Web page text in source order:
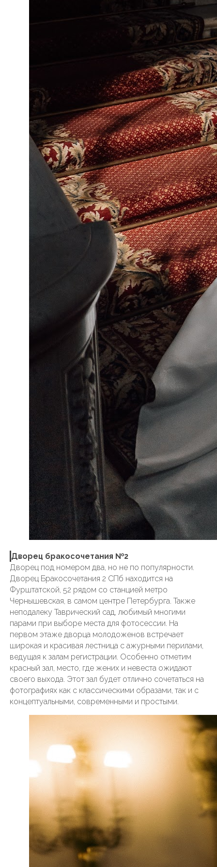
Дворец бракосочетания №2
Дворец под номером два, но не по популярности.
Дворец Бракосочетания 2 СПб находится на
Фурштатской, 52 рядом со станцией метро
Чернышевская, в самом центре Петербурга. Также
неподалеку Таврический сад, любимый многими
парами при выборе места для фотосессии. На
первом этаже дворца молодоженов встречает
широкая и красивая лестница с ажурными перилами,
ведущая к залам регистрации. Особенно отметим
красный зал, место, где жених и невеста ожидают
своего выхода. Этот зал будет отлично сочетаться на
фотографиях как с классическими образами, так и с
концептуальными, современными и простыми.